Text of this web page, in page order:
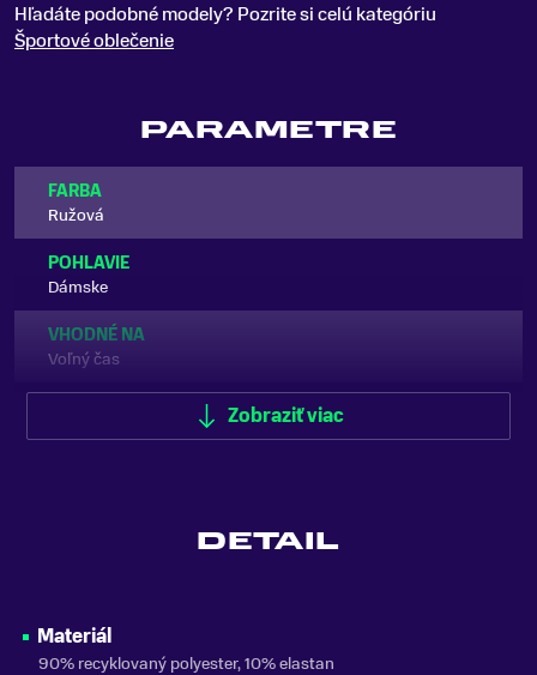
Hľadáte podobné modely? Pozrite si celú kategóriu
Športové oblečenie
PARAMETRE
FARBA
Ružová
POHLAVIE
Dámske
VHODNÉ NA
Voľný čas
Zobraziť viac
DETAIL
Materiál
90% recyklovaný polyester, 10% elastan